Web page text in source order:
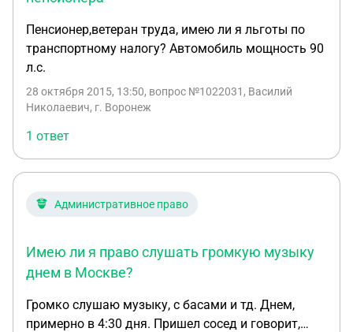
Пенсионер,ветеран труда, имею ли я льготы по
транспортному налогу? Автомобиль мощность 90
л.с.
28 октября 2015, 13:50, вопрос №1022031, Василий
Николаевич, г. Воронеж
1 ответ
Административное право
Имею ли я право слушать громкую музыку
днем в Москве?
Громко слушаю музыку, с басами и тд. Днем,
примерно в 4:30 дня. Пришел сосед и говорит,